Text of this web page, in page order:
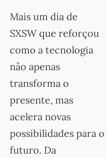
Mais um dia de
SXSW que reforçou
como a tecnologia
não apenas
transforma o
presente, mas
acelera novas
possibilidades para o
futuro. Da